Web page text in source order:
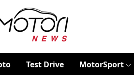
Test Drive MotorSport